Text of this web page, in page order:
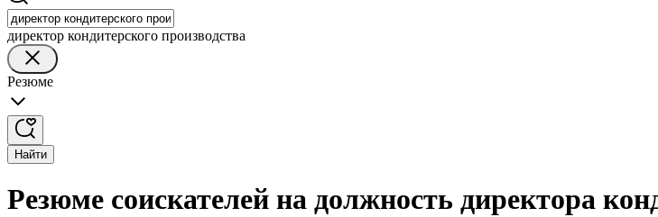
директор кондитерского производства
Резюме
Найти
Резюме соискателей на должность директора